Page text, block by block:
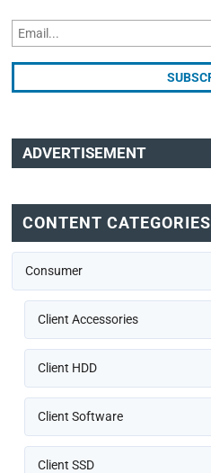
ADVERTISEMENT
CONTENT CATEGORIES
Consumer
Client Accessories
Client HDD
Client Software
Client SSD